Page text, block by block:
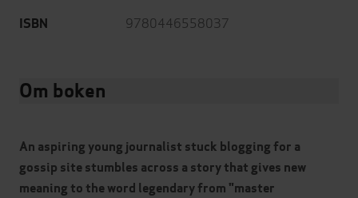
ISBN 9780446558037
Om boken
An aspiring young journalist stuck blogging for a
gossip site stumbles across a story that gives new
meaning to the word legendary from "master